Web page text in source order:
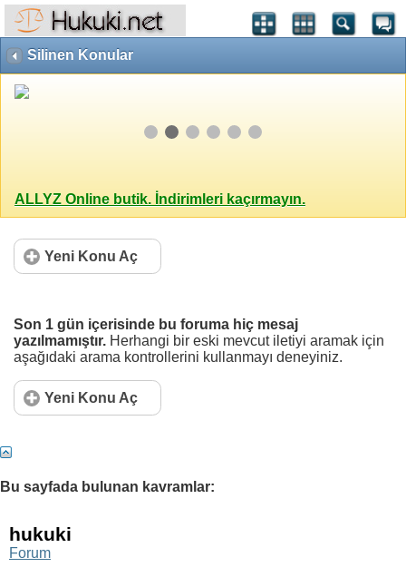
Silinen Konular
ALLYZ Online butik. İndirimleri kaçırmayın.
Yeni Konu Aç
Son 1 gün içerisinde bu foruma hiç mesaj
yazılmamıştır. Herhangi bir eski mevcut iletiyi aramak için
aşağıdaki arama kontrollerini kullanmayı deneyiniz.
Yeni Konu Aç
Bu sayfada bulunan kavramlar:
hukuki
Forum